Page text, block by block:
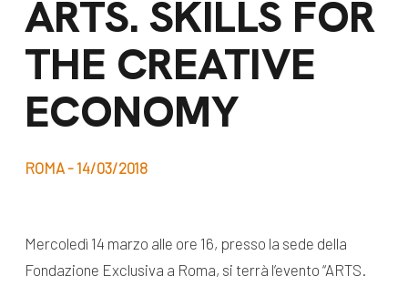
ARTS. SKILLS FOR
THE CREATIVE
ECONOMY
ROMA - 14/03/2018
Mercoledì 14 marzo alle ore 16, presso la sede della
Fondazione Exclusiva a Roma, si terrà l’evento “ARTS.
Lavora con noi
Bilancio di
missione
News e
appuntamenti
Appuntamenti
dal Sud
Campagne
e blog progetti